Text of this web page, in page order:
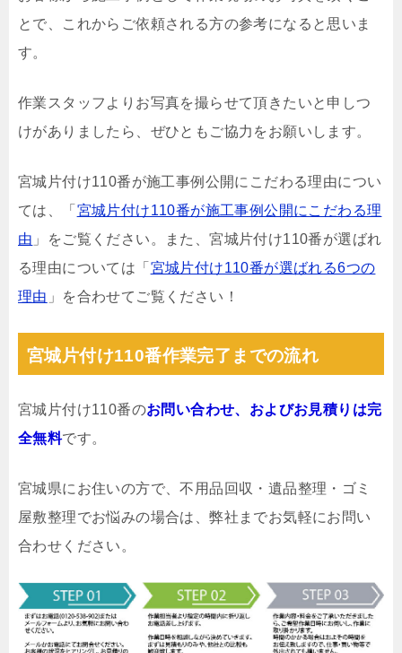
とで、これからご依頼される方の参考になると思いま
す。
作業スタッフよりお写真を撮らせて頂きたいと申しつ
けがありましたら、ぜひともご協力をお願いします。
宮城片付け110番が施工事例公開にこだわる理由につい
ては、「 宮城片付け110番が施工事例公開にこだわる理
由 」をご覧ください。また、宮城片付け110番が選ばれ
る理由については「 宮城片付け110番が選ばれる6つの
理由 」を合わせてご覧ください！
宮城片付け110番作業完了までの流れ
宮城片付け110番のお問い合わせ、およびお見積りは完
全無料です。
宮城県にお住いの方で、不用品回収・遺品整理・ゴミ
屋敷整理でお悩みの場合は、弊社までお気軽にお問い
合わせください。